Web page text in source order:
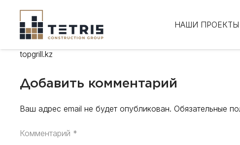
НАШИ ПРОЕКТЫ
topgrill.kz
Добавить комментарий
Ваш адрес email не будет опубликован. Обязательные